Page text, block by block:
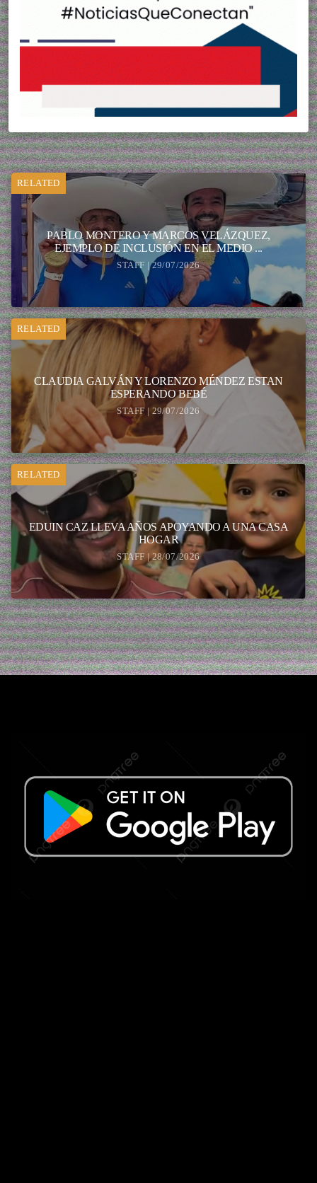
RELATED
PABLO MONTERO Y MARCOS VELÁZQUEZ,
EJEMPLO DE INCLUSIÓN EN EL MEDIO ...
STAFF | 29/07/2026
RELATED
CLAUDIA GALVÁN Y LORENZO MÉNDEZ ESTAN
ESPERANDO BEBÉ
STAFF | 29/07/2026
RELATED
EDUIN CAZ LLEVA AÑOS APOYANDO A UNA CASA
HOGAR
STAFF | 28/07/2026